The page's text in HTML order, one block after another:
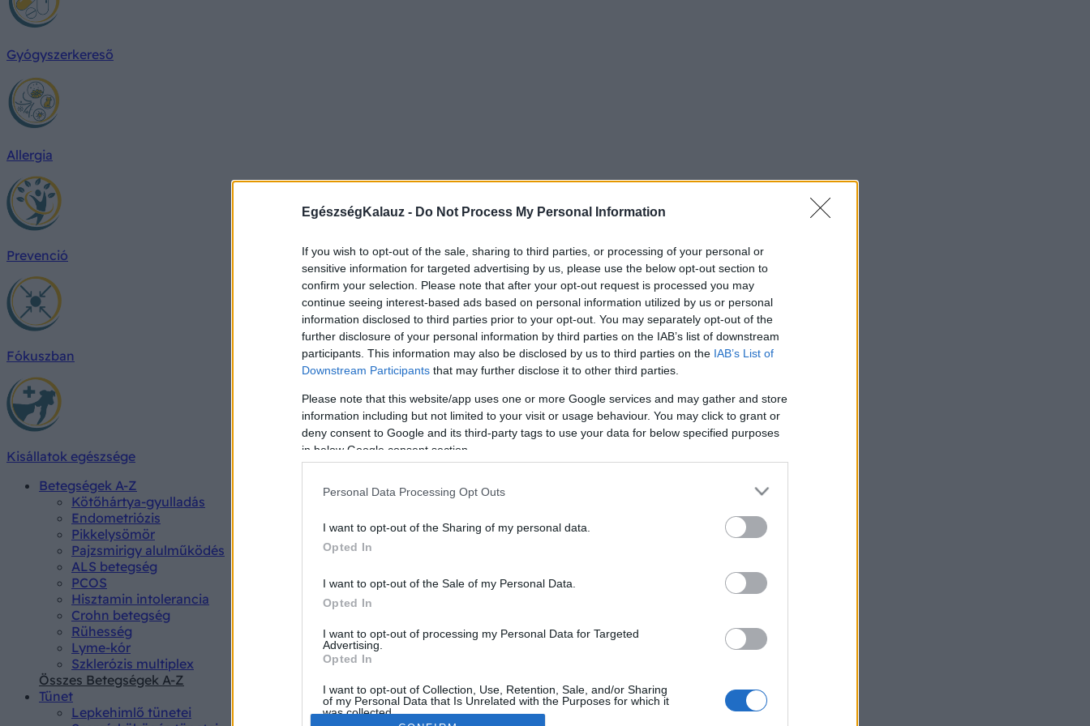
EgészségKalauz - Do Not Process My Personal Information
If you wish to opt-out of the sale, sharing to third parties, or processing of your personal or
sensitive information for targeted advertising by us, please use the below opt-out section to
confirm your selection. Please note that after your opt-out request is processed you may
continue seeing interest-based ads based on personal information utilized by us or personal
information disclosed to third parties prior to your opt-out. You may separately opt-out of the
further disclosure of your personal information by third parties on the IAB’s list of downstream
participants. This information may also be disclosed by us to third parties on the IAB’s List of
Downstream Participants that may further disclose it to other third parties.
Please note that this website/app uses one or more Google services and may gather and store
information including but not limited to your visit or usage behaviour. You may click to grant or
deny consent to Google and its third-party tags to use your data for below specified purposes
in below Google consent section.
Personal Data Processing Opt Outs
I want to opt-out of the Sharing of my personal data.
Opted In
I want to opt-out of the Sale of my Personal Data.
Opted In
I want to opt-out of processing my Personal Data for Targeted
Advertising.
Opted In
I want to opt-out of Collection, Use, Retention, Sale, and/or Sharing
of my Personal Data that Is Unrelated with the Purposes for which it
was collected.
Gyógyszerkereső
Allergia
Prevenció
Fókuszban
Kisállatok egészsége
Betegségek A-Z
Kötőhártya-gyulladás
Endometriózis
Pikkelysömör
Pajzsmirigy alulműködés
ALS betegség
PCOS
Hisztamin intolerancia
Crohn betegség
Rühesség
Lyme-kór
Szklerózis multiplex
Összes Betegségek A-Z
Tünet
Lepkehimlő tünetei